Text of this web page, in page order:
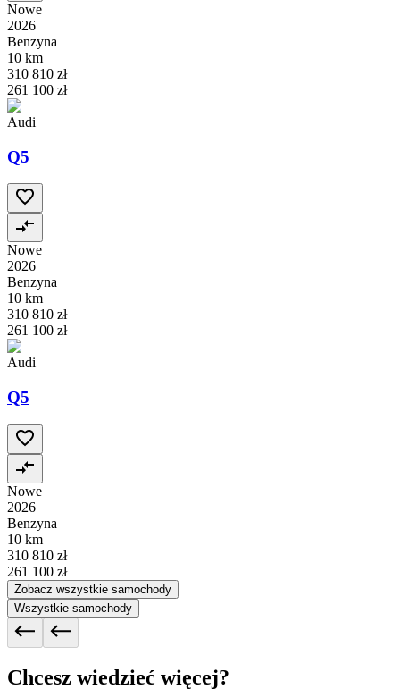
Nowe
2026
Benzyna
10 km
310 810 zł
261 100 zł
Audi
Q5
Nowe
2026
Benzyna
10 km
310 810 zł
261 100 zł
Audi
Q5
Nowe
2026
Benzyna
10 km
310 810 zł
261 100 zł
Zobacz wszystkie samochody
Wszystkie samochody
Chcesz wiedzieć więcej?